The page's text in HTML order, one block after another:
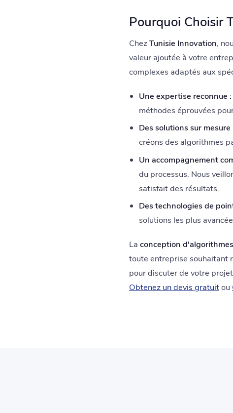
Pourquoi Choisir
ChezTunisie Innovation,
valeur ajoutée à votre
complexes adaptés aux
Une expertise reconnue :
méthodes éprouvées
Des solutions sur mesure
créons des algorithmes
Un accompagnement
du processus. Nous
satisfait des résultats.
Des technologies de
solutions les plus
La conception
toute entreprise souhaitant
pour discuter de votre
Obtenez un devis gratuitou